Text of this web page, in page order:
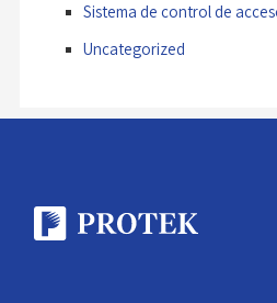
Sistema de control de
Uncategorized